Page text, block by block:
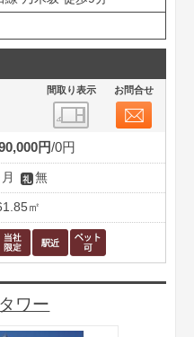
間取り表示 お問合せ
円 0円
無
㎡
ワー